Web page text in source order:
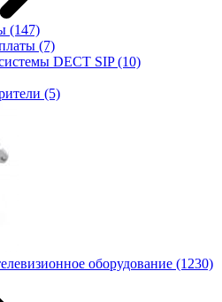
(147)
(7)
DECT SIP(10)
(5)
оборудование (1230)